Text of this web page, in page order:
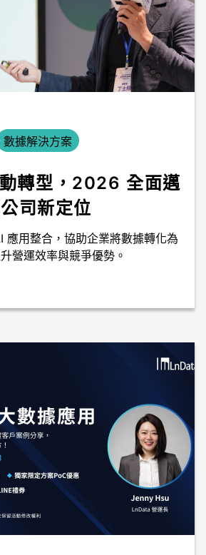
數據解決方案
轉型，2026 全面邁
司新定位
應用整合，協助企業將數據轉化為
營運效率與競爭優勢。